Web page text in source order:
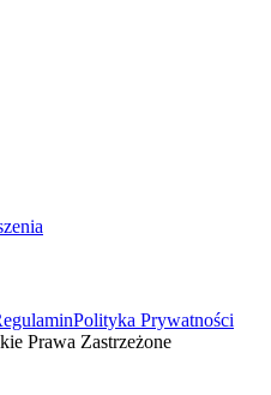
Polityka Prywatności
Prawa Zastrzeżone